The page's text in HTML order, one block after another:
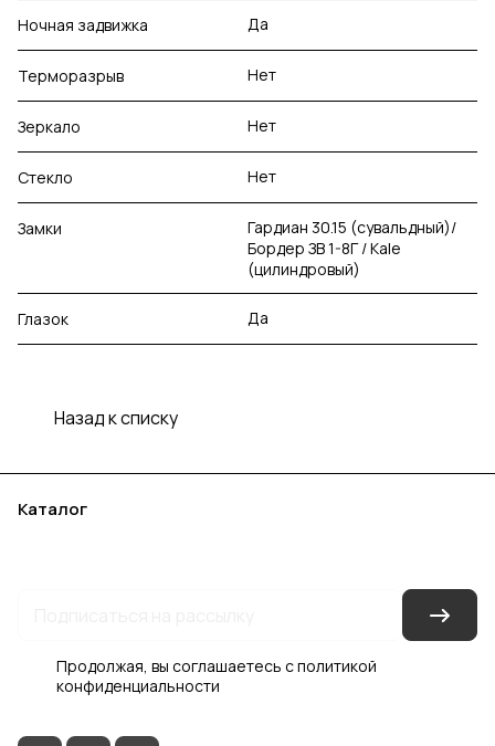
Ночная задвижка Да
Терморазрыв Нет
Зеркало Нет
Стекло Нет
Замки
Гардиан 30.15 (сувальдный)/
Бордер ЗВ 1-8Г / Kale
(цилиндровый)
Глазок Да
Назад к списку
Каталог
Продолжая, вы соглашаетесь сполитикой
конфиденциальности